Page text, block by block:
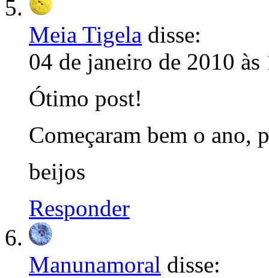
Meia Tigela disse:
04 de janeiro de 2010 às
Ótimo post!
Começaram bem o ano,
beijos
Responder
Manunamoral disse: